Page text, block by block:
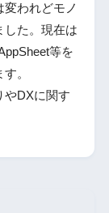
われどモノ
した。現在は
等を
。
やDXに関す